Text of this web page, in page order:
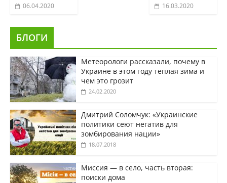
06.04.2020 16.03.2020
БЛОГИ
Метеорологи рассказали, почему в
Украине в этом году теплая зима и
чем это грозит
24.02.2020
Дмитрий Соломчук: «Украинские
политики сеют негатив для
зомбирования нации»
18.07.2018
Миссия — в село, часть вторая:
поиски дома